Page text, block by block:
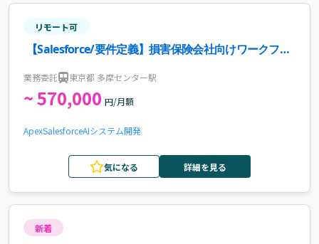
リモート可
【Salesforce/要件定義】損害保険会社向けワークフロ
業務委託 東京都 多摩センター駅
~ 570,000 円/月額
ApexSalesforceAIシステム開発
気になる 詳細を見る
新着